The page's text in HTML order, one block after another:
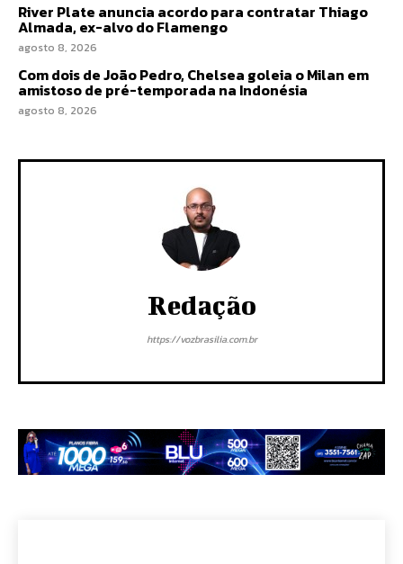
River Plate anuncia acordo para contratar Thiago
Almada, ex-alvo do Flamengo
agosto 8, 2026
Com dois de João Pedro, Chelsea goleia o Milan em
amistoso de pré-temporada na Indonésia
agosto 8, 2026
Redação
https://vozbrasilia.com.br